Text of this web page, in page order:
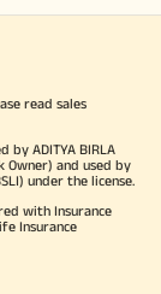
read sales
by ADITYA BIRLA
Owner) and used by
under the license.
with Insurance
Insurance